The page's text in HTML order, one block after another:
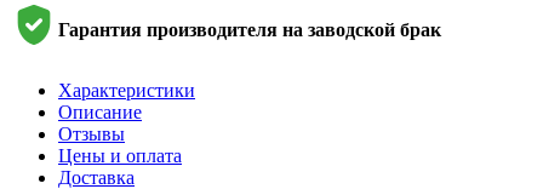
Гарантия производителя на заводской брак
Характеристики
Описание
Отзывы
Цены и оплата
Доставка